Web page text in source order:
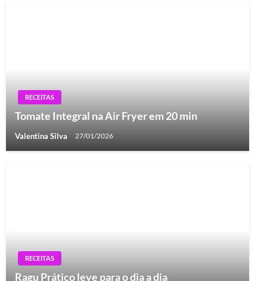
RECEITAS
Tomate Integral na Air Fryer em 20 min
Valentina Silva 27/01/2026
RECEITAS
Ragu Prático leve para o dia a dia